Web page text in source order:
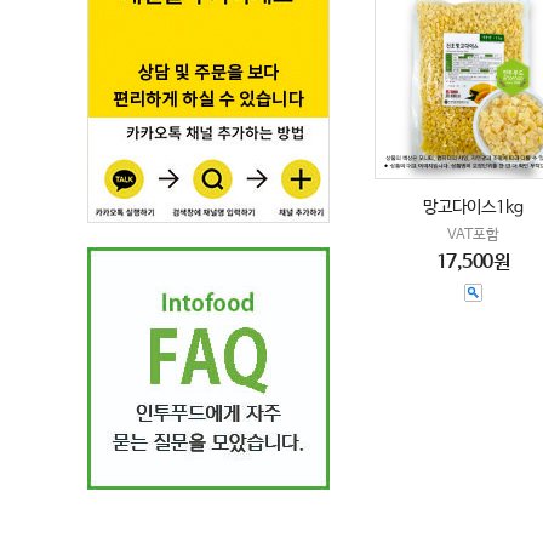
망고다이스1kg
VAT포함
17,500원